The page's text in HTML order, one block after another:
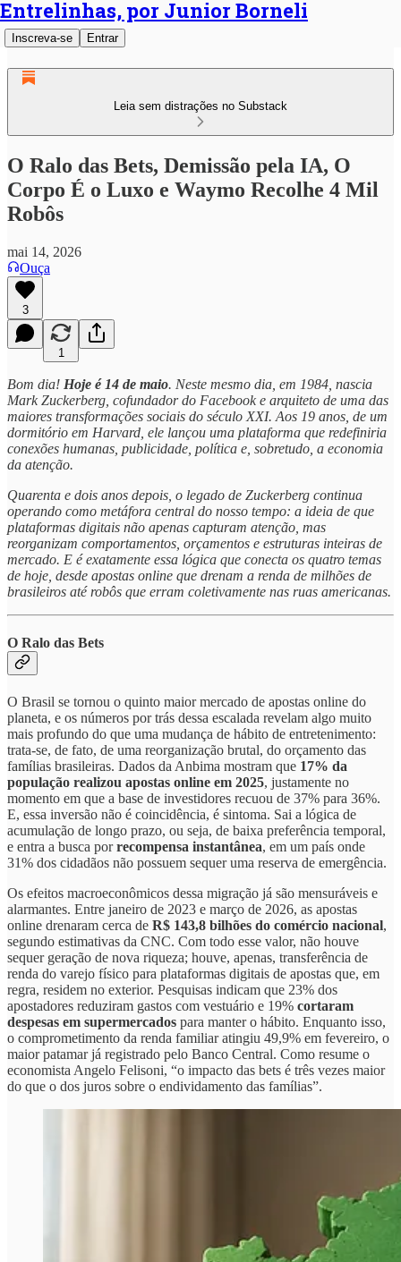
Entrelinhas, por Junior Borneli
Inscreva-se Entrar
Leia sem distrações no Substack
O Ralo das Bets, Demissão pela IA, O
Corpo É o Luxo e Waymo Recolhe 4 Mil
Robôs
mai 14, 2026
Ouça
3
1
Bom dia! Hoje é 14 de maio. Neste mesmo dia, em 1984, nascia
Mark Zuckerberg, cofundador do Facebook e arquiteto de uma das
maiores transformações sociais do século XXI. Aos 19 anos, de um
dormitório em Harvard, ele lançou uma plataforma que redefiniria
conexões humanas, publicidade, política e, sobretudo, a economia
da atenção.
Quarenta e dois anos depois, o legado de Zuckerberg continua
operando como metáfora central do nosso tempo: a ideia de que
plataformas digitais não apenas capturam atenção, mas
reorganizam comportamentos, orçamentos e estruturas inteiras de
mercado. E é exatamente essa lógica que conecta os quatro temas
de hoje, desde apostas online que drenam a renda de milhões de
brasileiros até robôs que erram coletivamente nas ruas americanas.
O Ralo das Bets
O Brasil se tornou o quinto maior mercado de apostas online do
planeta, e os números por trás dessa escalada revelam algo muito
mais profundo do que uma mudança de hábito de entretenimento:
trata-se, de fato, de uma reorganização brutal, do orçamento das
famílias brasileiras. Dados da Anbima mostram que 17% da
população realizou apostas online em 2025, justamente no
momento em que a base de investidores recuou de 37% para 36%.
E, essa inversão não é coincidência, é sintoma. Sai a lógica de
acumulação de longo prazo, ou seja, de baixa preferência temporal,
e entra a busca porrecompensa instantânea, em um país onde
31% dos cidadãos não possuem sequer uma reserva de emergência.
Os efeitos macroeconômicos dessa migração já são mensuráveis e
alarmantes. Entre janeiro de 2023 e março de 2026, as apostas
online drenaram cerca de R$ 143,8 bilhões do comércio nacional,
segundo estimativas da CNC. Com todo esse valor, não houve
sequer geração de nova riqueza; houve, apenas, transferência de
renda do varejo físico para plataformas digitais de apostas que, em
regra, residem no exterior. Pesquisas indicam que 23% dos
apostadores reduziram gastos com vestuário e 19% cortaram
despesas em supermercados para manter o hábito. Enquanto isso,
o comprometimento da renda familiar atingiu 49,9% em fevereiro, o
maior patamar já registrado pelo Banco Central. Como resume o
economista Angelo Felisoni, “o impacto das bets é três vezes maior
do que o dos juros sobre o endividamento das famílias”.